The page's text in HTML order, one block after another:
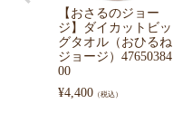
【おさるのジョー
ジ】ダイカットビッ
グタオル（おひるね
ジョージ）47650384
00
¥4,400 （税込）